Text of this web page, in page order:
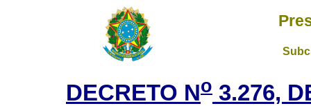
DECRETO No 3.276,